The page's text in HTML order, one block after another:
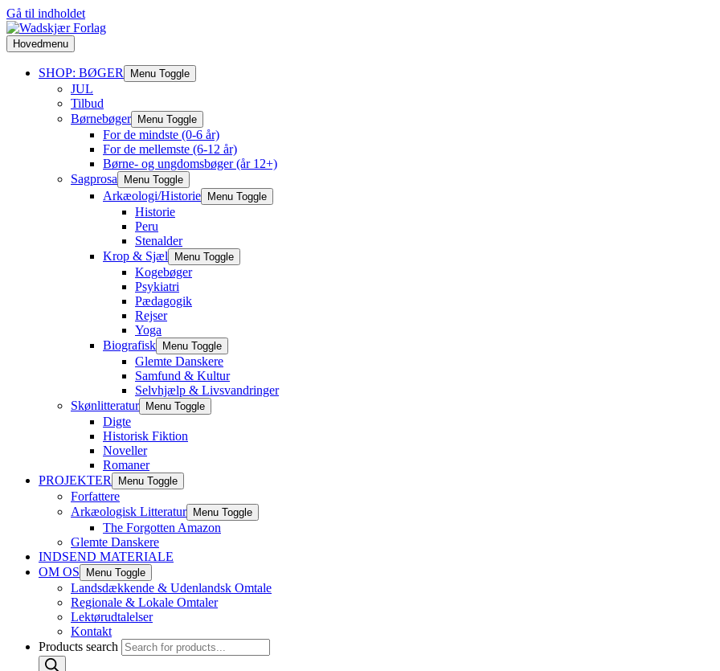
Gå til indholdet
Hovedmenu
SHOP: BØGER Menu Toggle
JUL
Tilbud
Børnebøger
Menu Toggle
For de mindste (0-6 år)
For de mellemste (6-12 år)
Børne- og ungdomsbøger (år 12+)
Sagprosa
Menu Toggle
Arkæologi/Historie Menu Toggle
Historie
Peru
Stenalder
Krop & Sjæl
Menu Toggle
Kogebøger
Psykiatri
Pædagogik
Rejser
Yoga
Biografisk
Menu Toggle
Glemte Danskere
Samfund & Kultur
Selvhjælp & Livsvandringer
Skønlitteratur
Menu Toggle
Digte
Historisk Fiktion
Noveller
Romaner
PROJEKTER
Menu Toggle
Forfattere
Arkæologisk Litteratur
Menu Toggle
The Forgotten Amazon
Glemte Danskere
INDSEND MATERIALE
OM OS
Menu Toggle
Landsdækkende & Udenlandsk Omtale
Regionale & Lokale Omtaler
Lektørudtalelser
Kontakt
Products search